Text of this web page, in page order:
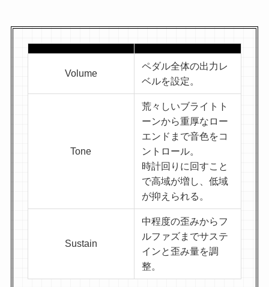
Volume
ペダル全体の出力レ
ベルを設定。
Tone
荒々しいブライトト
ーンから重厚なロー
エンドまで音色をコ
ントロール。
時計回りに回すこと
で高域が増し、低域
が抑えられる。
Sustain
中程度の歪みからフ
ルファズまでサステ
インと歪み量を調
整。